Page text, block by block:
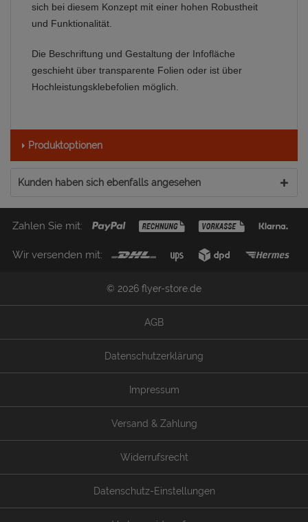
sich bei diesem Konzept mit einer hohen Robustheit
und Funktionalität.
Die Beschriftung und Gestaltung der Infofläche
geschieht über transparente Folien oder ist über
Hochleistungsklebefolien möglich.
Produktoptionen
Kunden haben sich ebenfalls angesehen
Zahlen Sie mit:
Wir versenden mit:
© 2026 flyer-store.de
AGB
Datenschutzerklärung
Impressum
Versand & Zahlung
Widerrufsrecht
Datenschutz-Einstellungen